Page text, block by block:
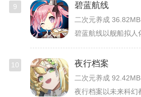
9 碧蓝航线
二次元养成 36.82MB
10 夜行档案
二次元养成 92.42MB